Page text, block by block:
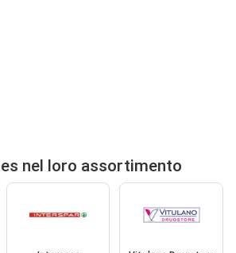
nel loro assortimento